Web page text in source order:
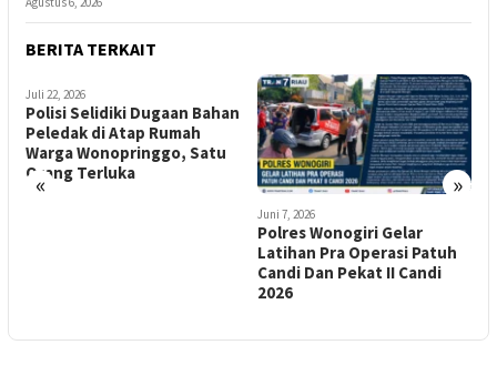
BERITA TERKAIT
« »
Juni 4, 2026
Bangun Budaya Tertib
Berlalu Lintas, Polda
Jateng Siapkan Operasi
Patuh Candi 2026 dengan